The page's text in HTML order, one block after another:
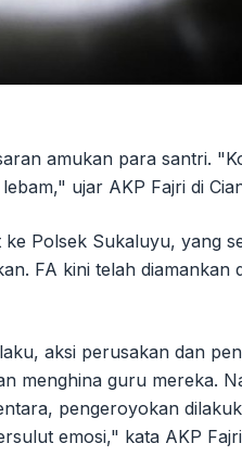
amukan para santri.
ujar AKP Fajri di
Polsek Sukaluyu, yang
FA kini telah diamankan
aksi perusakan dan
menghina guru mereka.
pengeroyokan
emosi," kata AKP